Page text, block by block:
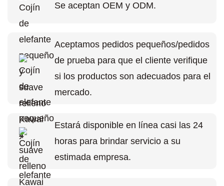
Se aceptan OEM y ODM.
Aceptamos pedidos pequeños/pedidos
de prueba para que el cliente verifique
si los productos son adecuados para el
mercado.
Estará disponible en línea casi las 24
horas para brindar servicio a su
estimada empresa.